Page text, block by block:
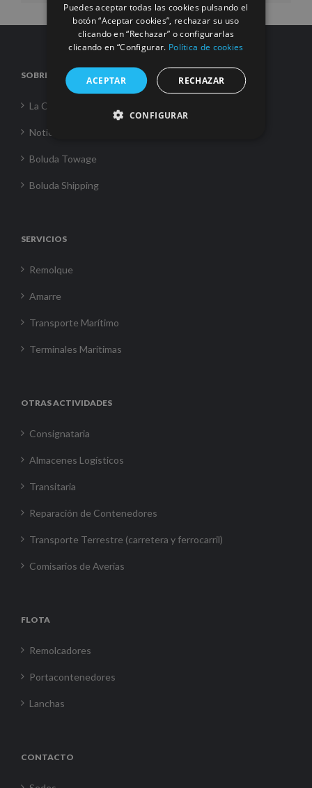
SOBRE NOSOTROS
La Corporación
Noticias
Boluda Towage
Boluda Shipping
SERVICIOS
Remolque
Amarre
Transporte Marítimo
Terminales Marítimas
OTRAS ACTIVIDADES
Consignataria
Almacenes Logísticos
Transitaria
Reparación de Contenedores
Transporte Terrestre (carretera y ferrocarril)
Comisarios de Averías
FLOTA
Remolcadores
Portacontenedores
Lanchas
CONTACTO
Puedes aceptar todas las cookies pulsando el
botón “Aceptar cookies”, rechazar su uso
clicando en “Rechazar” o configurarlas
clicando en “Configurar. Política de cookies
ACEPTAR RECHAZAR
CONFIGURAR